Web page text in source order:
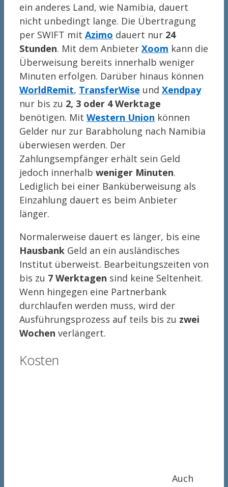
ein anderes Land, wie Namibia, dauert
nicht unbedingt lange. Die Übertragung
per SWIFT mit Azimo dauert nur 24
Stunden. Mit dem Anbieter Xoom kann die
Überweisung bereits innerhalb weniger
Minuten erfolgen. Darüber hinaus können
WorldRemit, TransferWise und Xendpay
nur bis zu 2, 3 oder 4 Werktage
benötigen. Mit Western Union können
Gelder nur zur Barabholung nach Namibia
überwiesen werden. Der
Zahlungsempfänger erhält sein Geld
jedoch innerhalb weniger Minuten.
Lediglich bei einer Banküberweisung als
Einzahlung dauert es beim Anbieter
länger.
Normalerweise dauert es länger, bis eine
Hausbank Geld an ein ausländisches
Institut überweist. Bearbeitungszeiten von
bis zu 7 Werktagen sind keine Seltenheit.
Wenn hingegen eine Partnerbank
durchlaufen werden muss, wird der
Ausführungsprozess auf teils bis zu zwei
Wochen verlängert.
Kosten
Auch